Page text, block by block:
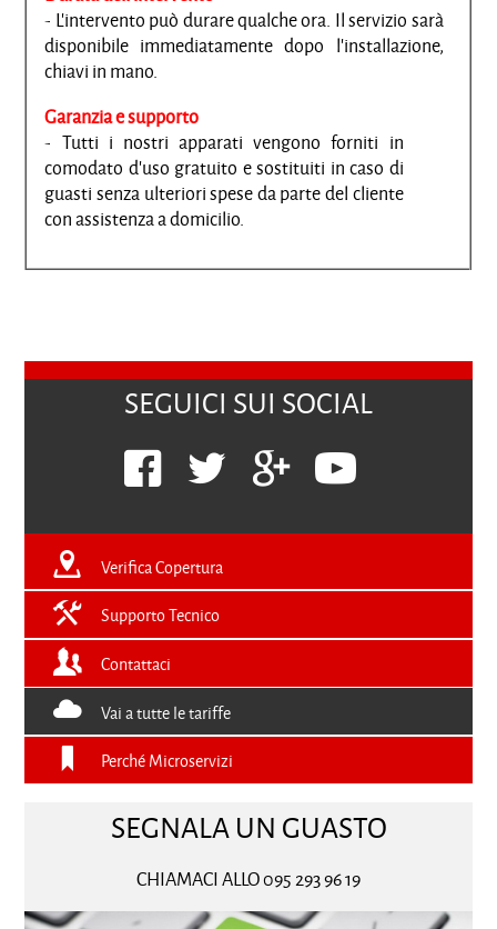
- L'intervento può durare qualche ora. Il servizio sarà
disponibile immediatamente dopo l'installazione,
chiavi in mano.
Garanzia e supporto
- Tutti i nostri apparati vengono forniti in
comodato d'uso gratuito e sostituiti in caso di
guasti senza ulteriori spese da parte del cliente
con assistenza a domicilio.
SEGUICI SUI SOCIAL
Verifica Copertura
Supporto Tecnico
Contattaci
Vai a tutte le tariffe
Perché Microservizi
SEGNALA UN GUASTO
CHIAMACI ALLO 095 293 96 19